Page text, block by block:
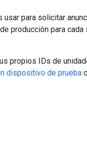
para solicitar
producción para
propios IDs de
dispositivo de prueba